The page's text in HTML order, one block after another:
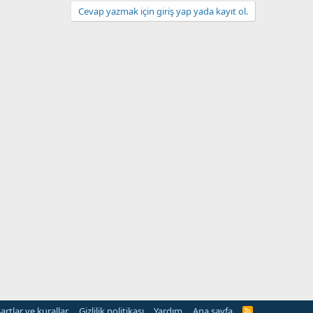
Cevap yazmak için giriş yap yada kayıt ol.
R